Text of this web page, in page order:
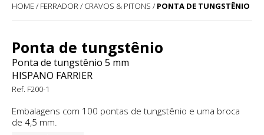
HOME/ FERRADOR/ CRAVOS & PITONS / PONTA DE TUNGSTÊNIO
Ponta de tungstênio
Ponta de tungstênio 5 mm
HISPANO FARRIER
Ref. F200-1
Embalagens com 100 pontas de tungstênio e uma broca
de 4,5 mm.